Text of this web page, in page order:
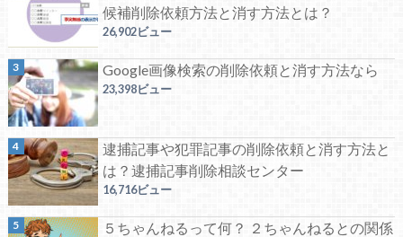
候補削除依頼方法と消す方法とは？
26,902ビュー
Google画像検索の削除依頼と消す方法なら
23,398ビュー
逮捕記事や犯罪記事の削除依頼と消す方法と
は？逮捕記事削除相談センター
16,716ビュー
５ちゃんねるって何？ ２ちゃんねるとの関係